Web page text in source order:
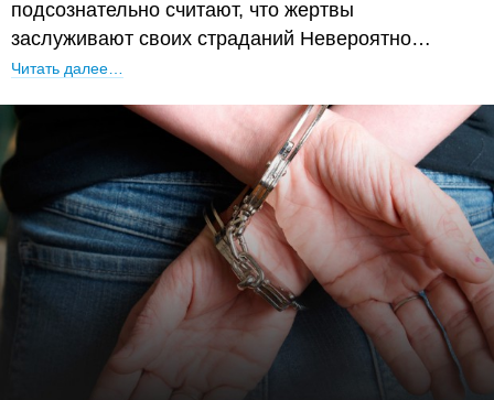
подсознательно считают, что жертвы
заслуживают своих страданий Невероятно…
Читать далее…